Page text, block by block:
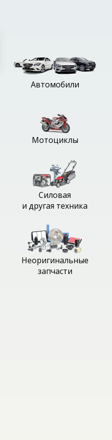
Автомобили
Мотоциклы
Силовая
и другая техника
Неоригинальные
запчасти